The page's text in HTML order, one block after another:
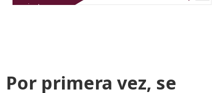
recientes
Por primera vez, se